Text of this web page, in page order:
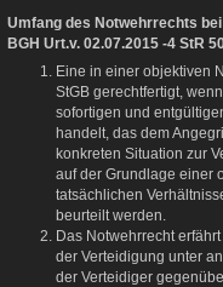
Umfang des Notwehrrechts
BGH Urt.v. 02.07.2015 -4 StR
Eine in einer objektiven
StGB gerechtfertigt,
sofortigen und
handelt, das dem
konkreten Situation zur
auf der Grundlage einer
tatsächlichen
beurteilt werden.
Das Notwehrrecht
der Verteidigung unter
der Verteidiger